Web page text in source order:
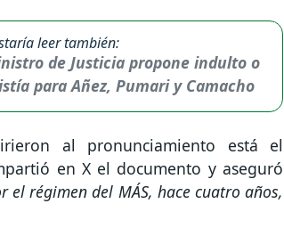
leer también:
de Justicia propone indulto o
para Añez, Pumari y Camacho
al pronunciamiento está el
en X el documento y aseguró
el régimen del MÁS, hace cuatro años,